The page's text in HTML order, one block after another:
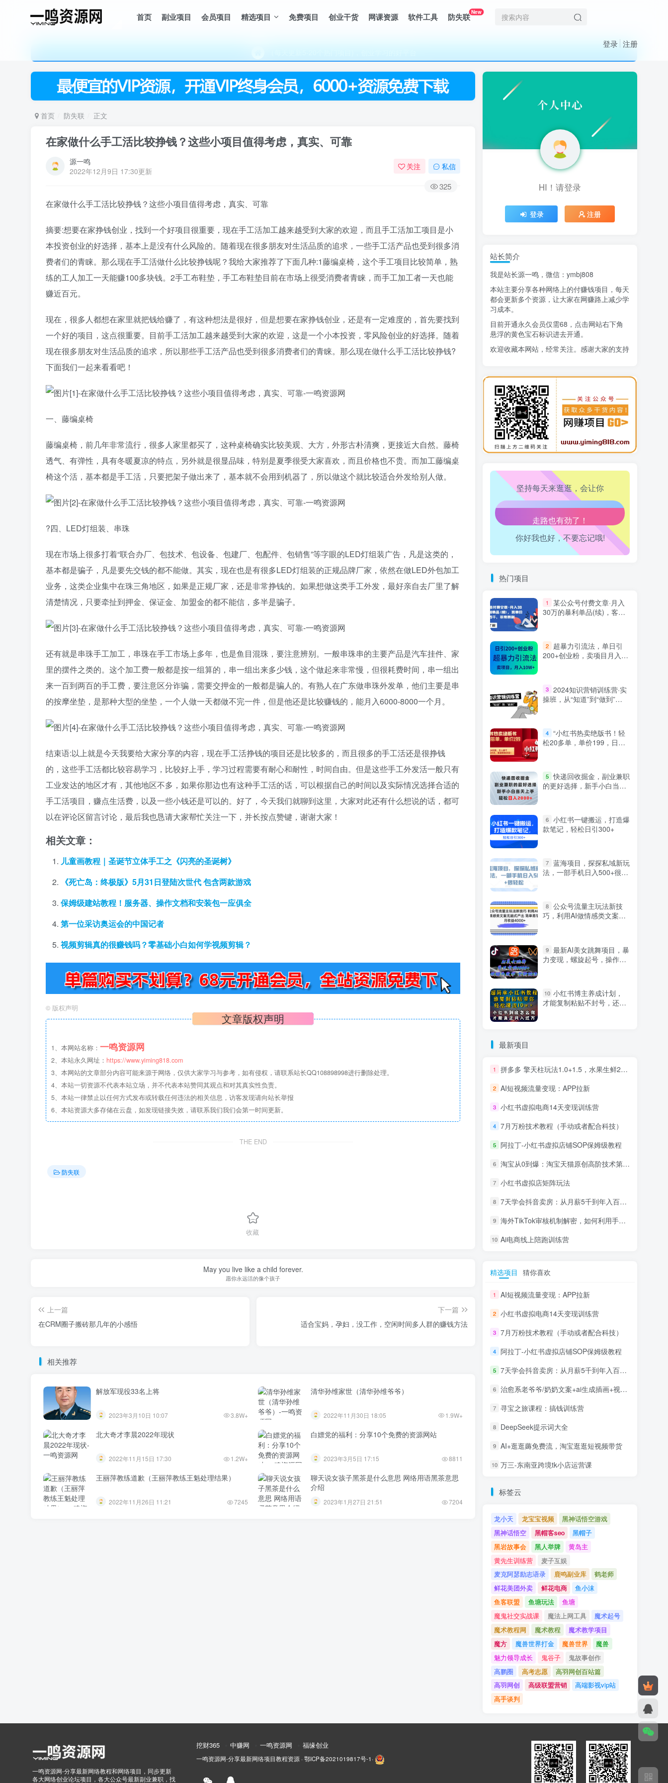
首页 副业项目 会员项目 精选项目 免费项目 创业干货 网课资源 软件工具 防失联New
登录 注册
（每天更新5-20个热门项目)，创业学习的好平台
欢迎访问一鸣资源网，本站汇集数千网创课程和项目
首页 防失联 正文
在家做什么手工活比较挣钱？这些小项目值得考虑，真实、可靠
源一鸣
2022年12月9日 17:30更新
关注 私信
325
在家做什么手工活比较挣钱？这些小项目值得考虑，真实、可靠
摘要:想要在家挣钱创业，找到一个好项目很重要，现在手工活加工越来越受到大家的欢迎，而且手工活加工项目是小
本投资创业的好选择，基本上是没有什么风险的。随着现在很多朋友对生活品质的追求，一些手工活产品也受到很多消
费者们的青睐。那么现在手工活做什么比较挣钱呢？我给大家推荐了下面几种:1藤编桌椅，这个手工项目比较简单，熟
练的工人加工一天能赚100多块钱。2手工布鞋垫，手工布鞋垫目前在市场上很受消费者青睐，而手工加工者一天也能
赚近百元。
现在，很多人都想在家里就把钱给赚了，有这种想法是很好，但是想要在家挣钱创业，还是有一定难度的，首先要找到
一个好的项目，这点很重要。目前手工活加工越来越受到大家的欢迎，这是一个小本投资，零风险创业的好选择。随着
现在很多朋友对生活品质的追求，所以那些手工活产品也受到很多消费者们的青睐。那么现在做什么手工活比较挣钱?
下面我们一起来看看吧！
一、藤编桌椅
藤编桌椅，前几年非常流行，很多人家里都买了，这种桌椅确实比较美观、大方，外形古朴清爽，更接近大自然。藤椅
透气、有弹性，具有冬暖夏凉的特点，另外就是很显品味，特别是夏季很受大家喜欢，而且价格也不贵。而加工藤编桌
椅这个活，基本都是手工活，只要把架子做出来了，基本就不会用到机器了，所以做这个就比较适合外发给别人做。
?四、LED灯组装、串珠
现在市场上很多打着“联合办厂、包技术、包设备、包建厂、包配件、包销售”等字眼的LED灯组装广告，凡是这类的，
基本都是骗子，凡是要先交钱的都不能做。其实，现在也是有很多LED灯组装的正规品牌厂家，依然在做LED外包加工
业务，这类企业集中在珠三角地区，如果是正规厂家，还是非常挣钱的。如果想做这类手工外发，最好亲自去厂里了解
清楚情况，只要牵扯到押金、保证金、加盟金的都不能信，多半是骗子。
还有就是串珠手工加工，串珠在手工市场上多年，也是鱼目混珠，要注意辨别。一般串珠串的主要产品是汽车挂件、家
里的摆件之类的。这个加工费一般都是按一组算的，串一组出来多少钱，这个做起来非常慢，但很耗费时间，串一组出
来一百到两百的手工费，要注意区分诈骗，需要交押金的一般都是骗人的。有熟人在广东做串珠外发单，他们主要是串
的按摩坐垫，是那种大型的坐垫，一个人做一天都做不完一件，但是他还是比较赚钱的，能月入6000-8000一个月。
结束语:以上就是今天我要给大家分享的内容，现在手工活挣钱的项目还是比较多的，而且很多的手工活还是很挣钱
的，这些手工活都比较容易学习，比较好上手，学习过程需要有耐心和耐性，时间自由。但是这些手工外发活一般只有
工业发达的地区才有，其他地区不多，如果你那边也有这种手工活的话，可以根据自己的时间以及实际情况选择合适的
手工活项目，赚点生活费，以及一些小钱还是可以的。好了，今天我们就聊到这里，大家对此还有什么想说的话，都可
以在评论区留言讨论，最后我也恳请大家帮忙关注一下，并长按点赞键，谢谢大家！
相关文章：
儿童画教程｜圣诞节立体手工之《闪亮的圣诞树》
《死亡岛：终极版》5月31日登陆次世代 包含两款游戏
保姆级建站教程！服务器、操作文档和安装包一应俱全
第一位采访奥运会的中国记者
视频剪辑真的很赚钱吗？零基础小白如何学视频剪辑？
© 版权声明
文章版权声明
1、本网站名称： 一鸣资源网
2、本站永久网址： https://www.yiming818.com
3、本网站的文章部分内容可能来源于网络，仅供大家学习与参考，如有侵权，请联系站长QQ108898998进行删除处理。
4、本站一切资源不代表本站立场，并不代表本站赞同其观点和对其真实性负责。
5、本站一律禁止以任何方式发布或转载任何违法的相关信息，访客发现请向站长举报
6、本站资源大多存储在云盘，如发现链接失效，请联系我们我们会第一时间更新。
THE END
防失联
收藏
May you live like a child forever.
愿你永远活的像个孩子
上一篇
在CRM圈子搬砖那几年的小感悟
下一篇
适合宝妈，孕妇，没工作，空闲时间多人群的赚钱方法
相关推荐
解放军现役33名上将
2023年3月10日 10:07 3.8W+
清华孙维家世（清华孙维爷爷）
2022年11月30日 18:05 1.9W+
北大奇才李晨2022年现状
2022年11月15日 17:30 1.2W+
白嫖党的福利：分享10个免费的资源网站
2023年3月5日 17:15 8811
王丽萍教练道歉（王丽萍教练王魁处理结果）
2022年11月26日 11:21 7245
聊天说女孩子黑茶是什么意思 网络用语黑茶意思
介绍
2023年1月27日 21:51 7204
HI！请登录
登录 注册
精选项目
1 AI短视频流量变现：APP拉新
2 小红书虚拟电商14天变现训练营
7月万粉技术教程（手动或者配合科技）
4 阿拉丁-小红书虚拟店铺SOP保姆级教程
5 7天学会抖音卖房：从月薪5千到年入百万，新时代房产经纪人必备技能
寻宝之旅课程：搞钱训练营
8 DeepSeek提示词大全
9 AI+逛逛薅免费流，淘宝逛逛短视频带货
10 万三-东南亚跨境tk小店运营课
HI！请登录
登录 注册
站长简介
我是站长源一鸣，微信：ymbj808
本站主要分享各种网络上的付赚钱项目，每天
都会更新多个资源，让大家在网赚路上减少学
习成本。
目前开通永久会员仅需68，点击网站右下角
悬浮的黄色宝石标识进去开通。
欢迎收藏本网站，经常关注。感谢大家的支持
坚持每天来逛逛，会让你
生活也美好了！
走路也有劲了！
工作也轻松了！
你好我也好，不要忘记哦!
热门项目
1
某公众号付费文章·月入
30万的暴利单品(续)，客单
2
超暴力引流法，单日引
200+创业粉，卖项目月入10
3 2024知识营销训练营·实
操班，从“知道”到“做到”
4 “小红书热卖绝版书！轻
松20多单，单价199，日入
5 快递回收掘金，副业兼职
的更好选择，新手小白当天
6 小红书一键搬运，打造爆
款笔记，轻松日引300+
7 蓝海项目，探探私域新玩
法，一部手机日入500+很轻
8 公众号流量主玩法新技
巧，利用AI做情感类文案无
9 最新AI美女跳舞项目，暴
力变现，螺旋起号，操作简
10 小红书博主养成计划，
才能复制粘贴不封号，还能
最新项目
1 拼多多 擎天柱玩法1.0+1.5，水果生鲜2小时起量,标品2天爆单,利润率提升30%
2 AI短视频流量变现：APP拉新
3 小红书虚拟电商14天变现训练营
4 7月万粉技术教程（手动或者配合科技）
5 阿拉丁-小红书虚拟店铺SOP保姆级教程
6 淘宝从0到爆：淘宝天猫原创高阶技术第69期
7 小红书虚拟店矩阵玩法
8 7天学会抖音卖房：从月薪5千到年入百万，新时代房产经纪人必备技能
9 海外TikTok审核机制解密，如何利用手法轻松搬运过审
10 Ai电商线上陪跑训练营
精选项目 猜你喜欢
1 AI短视频流量变现：APP拉新
2 小红书虚拟电商14天变现训练营
3 7月万粉技术教程（手动或者配合科技）
4 阿拉丁-小红书虚拟店铺SOP保姆级教程
5 7天学会抖音卖房：从月薪5千到年入百万，新时代房产经纪人必备技能
6 治愈系老爷爷/奶奶文案+ai生成插画+视频号广告分成项目
7 寻宝之旅课程：搞钱训练营
8 DeepSeek提示词大全
9 AI+逛逛薅免费流，淘宝逛逛短视频带货
10 万三-东南亚跨境tk小店运营课
标签云
龙小天 龙宝宝视频
黑神话悟空游戏
黑神话悟空
黑帽客seo
黑帽子
黑岩故事会
黑人举牌
黄岛主
黄先生训练营
麦子互娱
麦克阿瑟励志语录
鹿鸣副业库
鹤老师
鲜花美团外卖
鲜花电商
鱼小沫
鱼客联盟
鱼塘玩法
鱼塘
魔鬼社交实战课
魔法上网工具
魔术起号
魔术教程网
魔术教程
魔术教学项目
魔方
魔兽世界打金 魔兽世界
魔兽
魅力领导成长
鬼谷子
鬼故事创作
高鹏圈
高考志愿
高羽网创百站篇
高羽网创
高级联盟营销
高端影视vip站
高手谈判
一鸣资源网-分享最新网络教程和网络项目，同步更新
各大网络创业论坛项目，各大公众号最新副业兼职，找
挖财365 中赚网 一鸣资源网 福缘创业
一鸣资源网-分享最新网络项目教程资源 · 鄂ICP备2021019817号-1 ·